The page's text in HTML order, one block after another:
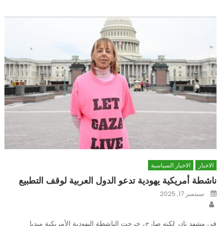
الاخبار الاخبار السياسية
ناشطة أمريكية يهودية تدعو الدول العربية لوقف التطبيع
Posted
onسبتمبر 17, 2025
في مشهد نادر لكنه صارخ، خرجت الناشطة اليهودية الأمريكية ميديا